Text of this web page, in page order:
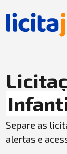
Separe as
alertas e